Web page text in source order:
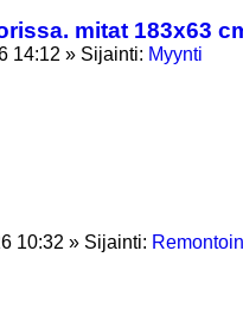
mitat 183x63
14:12 » Sijainti: Myynti
10:32 » Sijainti: